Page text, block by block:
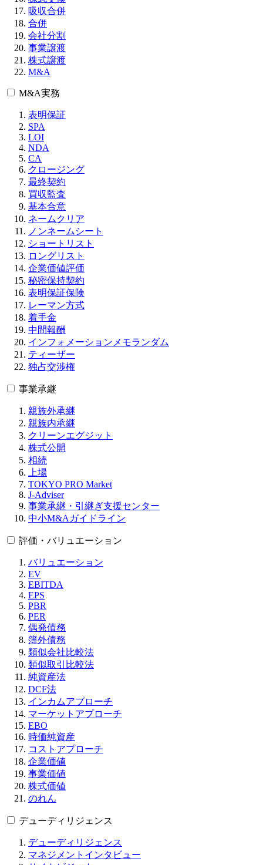
吸収合併
合併
会社分割
事業譲渡
株式譲渡
M&A
M&A実務
表明保証
SPA
LOI
NDA
CA
クロージング
最終契約
買収監査
基本合意
ネームクリア
ノンネームシート
ショートリスト
ロングリスト
企業価値評価
秘密保持契約
表明保証保険
レーマン方式
着手金
中間報酬
インフォメーションメモランダム
ティーザー
独占交渉権
事業承継
親族外承継
親族内承継
クリーンエグジット
株式公開
相続
上場
TOKYO PRO Market
J-Adviser
事業承継・引継ぎ支援センター
中小M&Aガイドライン
評価・バリュエーション
バリュエーション
EV
EBITDA
EPS
PBR
PER
偶発債務
簿外債務
類似会社比較法
類似取引比較法
純資産法
DCF法
インカムアプローチ
マーケットアプローチ
EBO
時価純資産
コストアプローチ
企業価値
事業価値
株式価値
のれん
デューディリジェンス
デューディリジェンス
マネジメントインタビュー